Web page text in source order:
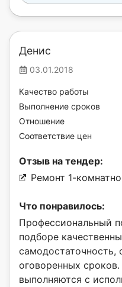
Денис
03.01.2018
Качество работы
Выполнение сроков
Отношение
Соответствие цен
Отзыв на тендер:
Ремонт 1-
Что понравилось:
Профессиональный
подборе
самодостаточность,
оговоренных
выполняются с